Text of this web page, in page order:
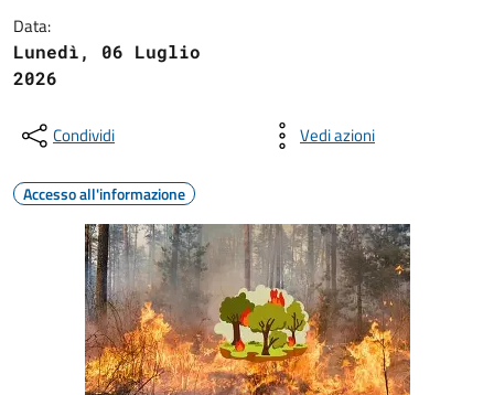
Data:
Lunedì, 06 Luglio
2026
Condividi Vedi azioni
Accesso all'informazione